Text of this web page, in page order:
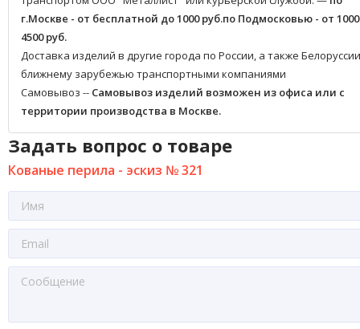
г.Москве - от бесплатной до 1000 руб.по Подмосковью - от
4500 руб.
Доставка изделий в другие города по России, а также
ближнему зарубежью транспортными компаниями
Самовывоз -- Самовывоз изделий возможен из офиса или с
территории производства в Москве.
Задать вопрос о товаре
Кованые перила - эскиз № 321